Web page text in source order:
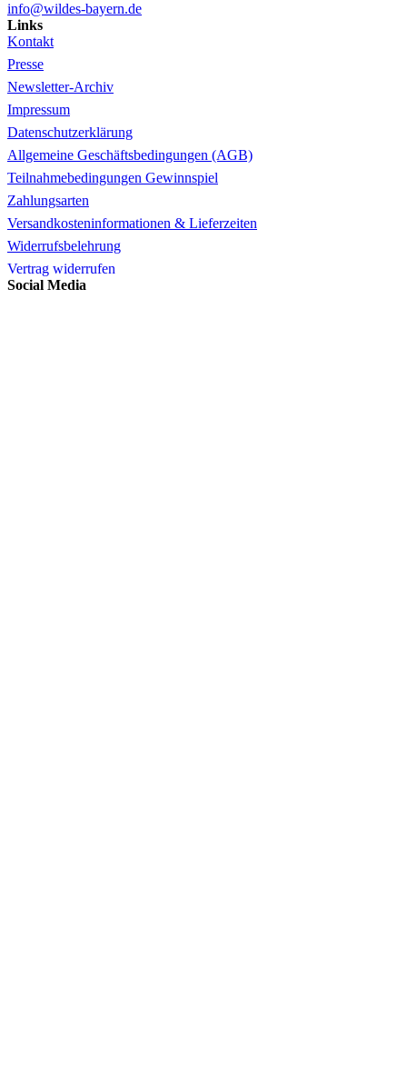
info@wildes-bayern.de
Links
Kontakt
Presse
Newsletter-Archiv
Impressum
Datenschutzerklärung
Allgemeine Geschäftsbedingungen (AGB)
Teilnahmebedingungen Gewinnspiel
Zahlungsarten
Versandkosteninformationen & Lieferzeiten
Widerrufsbelehrung
Vertrag widerrufen
Social Media